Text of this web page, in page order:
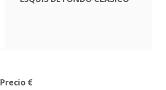
Precio €